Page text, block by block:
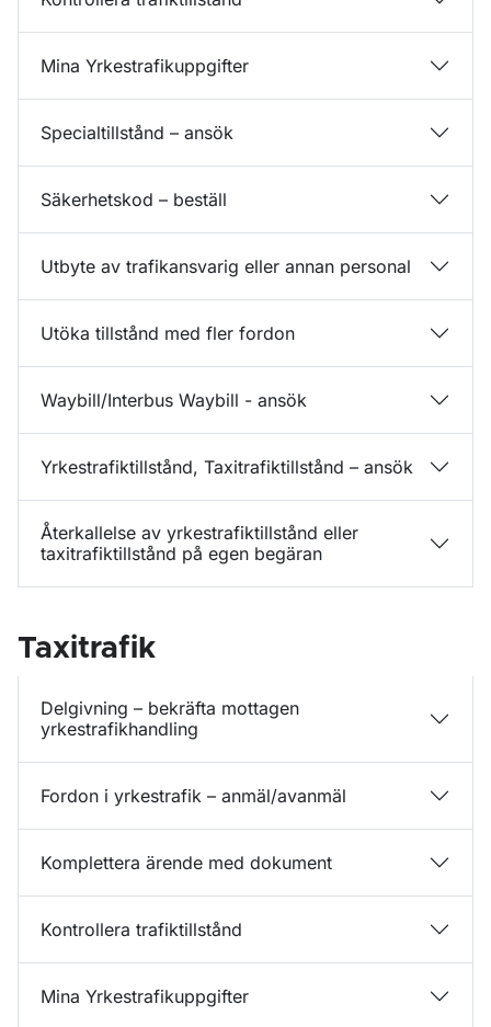
Mina Yrkestrafikuppgifter
Specialtillstånd – ansök
Säkerhetskod – beställ
Utbyte av trafikansvarig eller annan personal
Utöka tillstånd med fler fordon
Waybill/Interbus Waybill - ansök
Yrkestrafiktillstånd, Taxitrafiktillstånd – ansök
Återkallelse av yrkestrafiktillstånd eller
taxitrafiktillstånd på egen begäran
Taxitrafik
Delgivning – bekräfta mottagen
yrkestrafikhandling
Fordon i yrkestrafik – anmäl/avanmäl
Komplettera ärende med dokument
Kontrollera trafiktillstånd
Mina Yrkestrafikuppgifter